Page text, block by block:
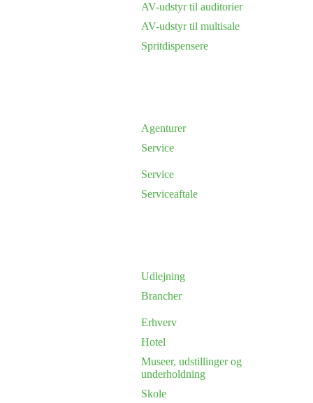
AV-udstyr til auditorier
AV-udstyr til multisale
Spritdispensere
Agenturer
Service
Service
Serviceaftale
Udlejning
Brancher
Erhverv
Hotel
Museer, udstillinger og
underholdning
Skole